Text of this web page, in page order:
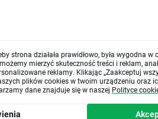
strona działała prawidłowo, była wygodna
mierzyć skuteczność treści i reklam,
reklamy. Klikając „Zaakceptuj
plików cookies w twoim urządzeniu oraz
dane znajduje się w naszej Polityce